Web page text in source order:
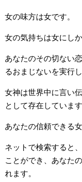
女の味方は女です。
女の気持ちは女にし
あなたのその切ない
るおまじないを実行
女神は世界中に言い
として存在しています
あなたの信頼できる
ネットで検索すると
ことができ、あなた
れます。